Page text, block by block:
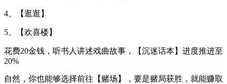
4、【逛逛】
5、【欢喜楼】
花费20金钱，听书人讲述戏曲故事，【沉迷话本】进度推进至
20%
自然，你也能够选择前往【赌场】，要是赌局获胜，就能赚取